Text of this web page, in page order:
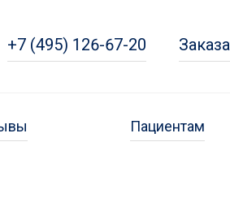
+7 (495) 126-67-20
Пациентам